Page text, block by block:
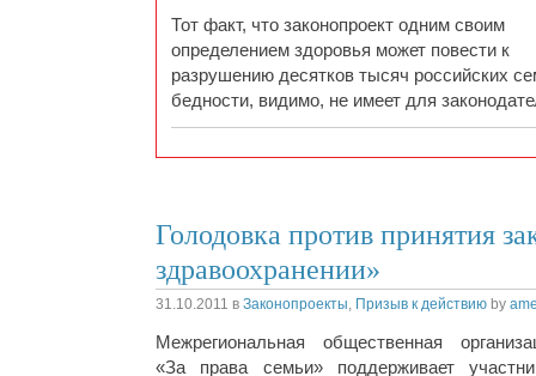
Тот факт, что законопроект одним своим
определением здоровья может повести к
разрушению десятков тысяч российских
бедности, видимо, не имеет для
Голодовка против принятия
здравоохранении»
31.10.2011 в Законопроекты, Призыв к действию by
Межрегиональная общественная
«За права семьи» поддерживает